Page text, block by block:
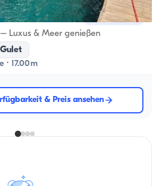
Neues Boot
Luxus & Meer genießen
Gulet
· 17.00m
& Preis ansehen